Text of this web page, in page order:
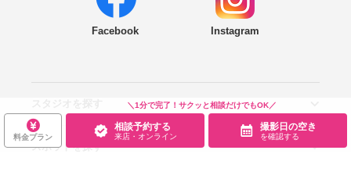
＼1分で完了！サクッと相談だけでもOK／
料金プラン
相談予約する
来店・オンライン
撮影日の空き
を確認する
Facebook Instagram
エリアから探す
こだわりから探す
NEW PHOTO STYLE
プランから探す
フォトタイプ診断
フォトグラファーから探す
国内リゾートから探す
スポットを探す